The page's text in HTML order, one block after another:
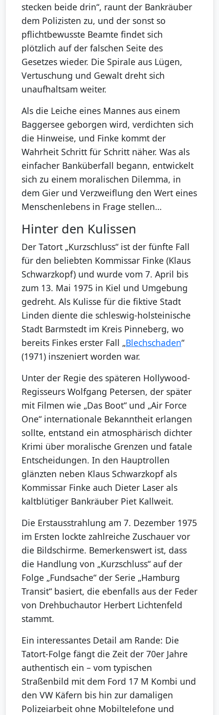
stecken beide drin“, raunt der Bankräuber
dem Polizisten zu, und der sonst so
pflichtbewusste Beamte findet sich
plötzlich auf der falschen Seite des
Gesetzes wieder. Die Spirale aus Lügen,
Vertuschung und Gewalt dreht sich
unaufhaltsam weiter.
Als die Leiche eines Mannes aus einem
Baggersee geborgen wird, verdichten sich
die Hinweise, und Finke kommt der
Wahrheit Schritt für Schritt näher. Was als
einfacher Banküberfall begann, entwickelt
sich zu einem moralischen Dilemma, in
dem Gier und Verzweiflung den Wert eines
Menschenlebens in Frage stellen…
Hinter den Kulissen
Der Tatort „Kurzschluss“ ist der fünfte Fall
für den beliebten Kommissar Finke (Klaus
Schwarzkopf) und wurde vom 7. April bis
zum 13. Mai 1975 in Kiel und Umgebung
gedreht. Als Kulisse für die fiktive Stadt
Linden diente die schleswig-holsteinische
Stadt Barmstedt im Kreis Pinneberg, wo
bereits Finkes erster Fall „Blechschaden“
(1971) inszeniert worden war.
Unter der Regie des späteren Hollywood-
Regisseurs Wolfgang Petersen, der später
mit Filmen wie „Das Boot“ und „Air Force
One“ internationale Bekanntheit erlangen
sollte, entstand ein atmosphärisch dichter
Krimi über moralische Grenzen und fatale
Entscheidungen. In den Hauptrollen
glänzten neben Klaus Schwarzkopf als
Kommissar Finke auch Dieter Laser als
kaltblütiger Bankräuber Piet Kallweit.
Die Erstausstrahlung am 7. Dezember 1975
im Ersten lockte zahlreiche Zuschauer vor
die Bildschirme. Bemerkenswert ist, dass
die Handlung von „Kurzschluss“ auf der
Folge „Fundsache“ der Serie „Hamburg
Transit“ basiert, die ebenfalls aus der Feder
von Drehbuchautor Herbert Lichtenfeld
stammt.
Ein interessantes Detail am Rande: Die
Tatort-Folge fängt die Zeit der 70er Jahre
authentisch ein – vom typischen
Straßenbild mit dem Ford 17 M Kombi und
den VW Käfern bis hin zur damaligen
Polizeiarbeit ohne Mobiltelefone und